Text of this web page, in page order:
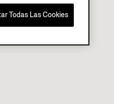
Todas Las Cookies